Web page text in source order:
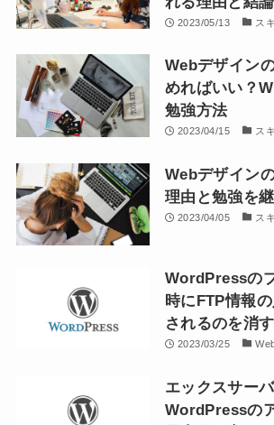
2023/05/13 ス
Webデザイン
めればいい？
勉強方法
2023/04/15 ス
Webデザイン
理由と勉強を
2023/04/05 ス
WordPressの
時にFTP情報
されるのを消
2023/03/25
エックスサー
WordPressの